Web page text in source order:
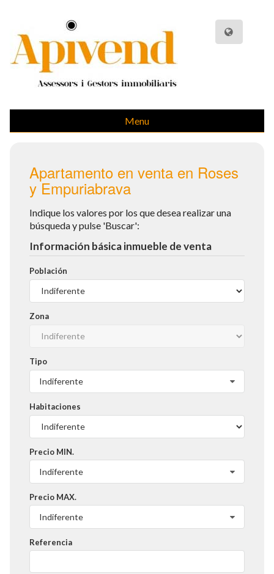
Menu
Apartamento en venta en Roses
y Empuriabrava
Indique los valores por los que desea realizar una
búsqueda y pulse 'Buscar':
Información básica inmueble de venta
Población
Zona
Tipo
Indiferente
Habitaciones
Precio MIN.
Indiferente
Precio MAX.
Indiferente
Referencia